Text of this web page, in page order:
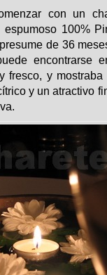
con un
espumoso 100%
de 36
encontrarse
fresco, y
y un atractivo